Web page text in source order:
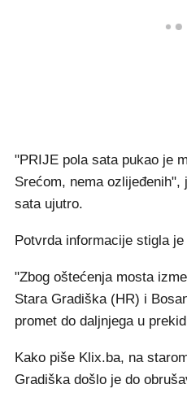
"PRIJE pola sata pukao je
Srećom, nema
sata ujutro.
Potvrda informacije stigla je
"Zbog oštećenja mosta
Stara Gradiška (HR) i
promet do daljnjega u
Kako piše Klix.ba, na
Gradiška došlo je do